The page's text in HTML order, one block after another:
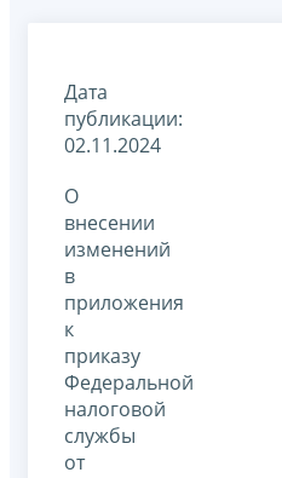
Дата
публикации:
02.11.2024
О
внесении
изменений
в
приложения
к
приказу
Федеральной
налоговой
службы
от